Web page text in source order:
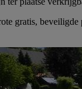
gratis, beveiligde